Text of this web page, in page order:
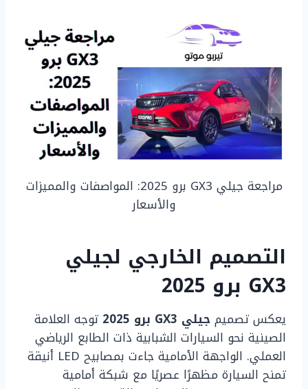
مراجعة جيلي GX3 برو 2025: المواصفات والمميزات
والأسعار
التصميم الخارجي لجيلي
GX3 برو 2025
يعكس تصميم جيلي GX3 برو 2025
توجه العلامة
الصينية نحو السيارات الشبابية ذات الطابع الرياضي
العملي. الواجهة الأمامية جاءت بمصابيح LED أنيقة
تمنح السيارة مظهرًا عصريًا مع شبكة أمامية